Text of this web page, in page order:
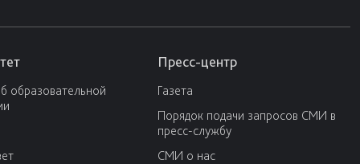
образовательной
Пресс-центр
Газета
Порядок подачи запросов СМИ в
пресс-службу
СМИ о нас